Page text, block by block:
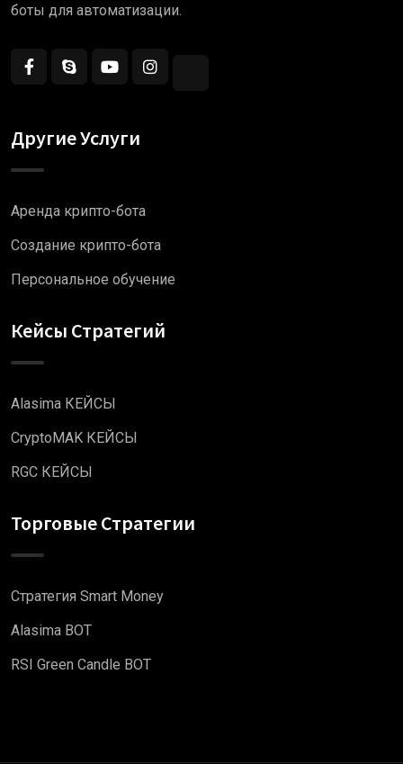
боты для автоматизации.
Другие Услуги
Аренда крипто-бота
Создание крипто-бота
Персональное обучение
Кейсы Стратегий
Alasima КЕЙСЫ
CryptoMAK КЕЙСЫ
RGC КЕЙСЫ
Торговые Стратегии
Стратегия Smart Money
Alasima BOT
RSI Green Candle BOT